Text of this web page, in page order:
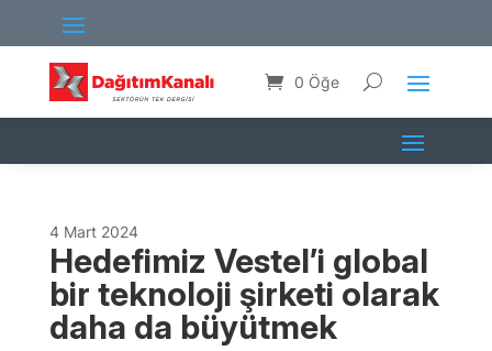
0 Öğe
4 Mart 2024
Hedefimiz Vestel’i global
bir teknoloji şirketi olarak
daha da büyütmek